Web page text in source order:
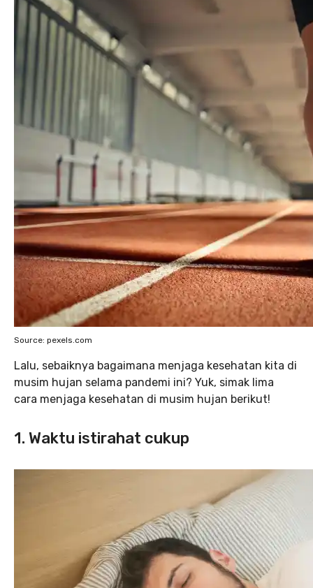
Source: pexels.com
Lalu, sebaiknya bagaimana menjaga kesehatan kita di
musim hujan selama pandemi ini? Yuk, simak lima
cara menjaga kesehatan di musim hujan berikut!
1. Waktu istirahat cukup